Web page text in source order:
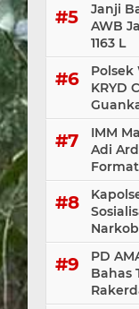
Janji
AWB
1163 L
Polsek
KRYD
IMM
Adi
PD
Bahas